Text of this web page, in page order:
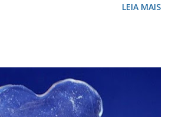
e a honra. A cruz evoca a
num braço armado empunhando
de de quatro pontas farpadas,
Ordem de Cristo. O pendão está
LEIA MAIS